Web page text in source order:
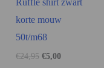
Ruffle shirt zwart
korte mouw
50t/m68
€24,95 €5,00